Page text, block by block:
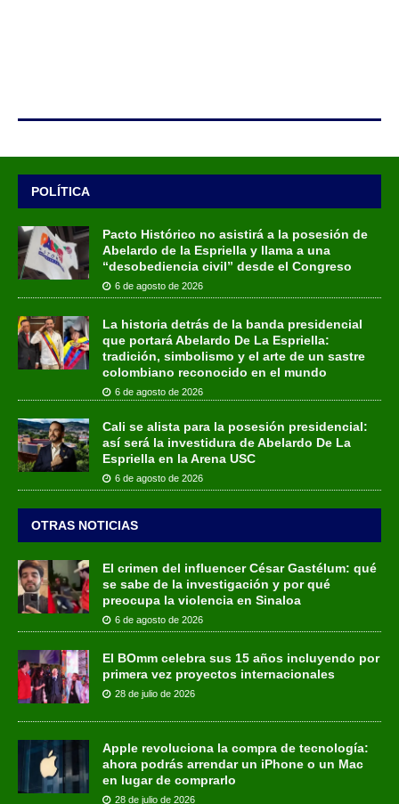
POLÍTICA
Pacto Histórico no asistirá a la posesión de
Abelardo de la Espriella y llama a una
“desobediencia civil” desde el Congreso
6 de agosto de 2026
La historia detrás de la banda presidencial
que portará Abelardo De La Espriella:
tradición, simbolismo y el arte de un sastre
colombiano reconocido en el mundo
6 de agosto de 2026
Cali se alista para la posesión presidencial:
así será la investidura de Abelardo De La
Espriella en la Arena USC
6 de agosto de 2026
OTRAS NOTICIAS
El crimen del influencer César Gastélum: qué
se sabe de la investigación y por qué
preocupa la violencia en Sinaloa
6 de agosto de 2026
El BOmm celebra sus 15 años incluyendo por
primera vez proyectos internacionales
28 de julio de 2026
Apple revoluciona la compra de tecnología:
ahora podrás arrendar un iPhone o un Mac
en lugar de comprarlo
28 de julio de 2026